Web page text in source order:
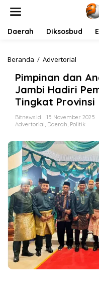
Daerah Diksosbud
Beranda / Advertorial
m
p
i
n
a
n
a
n
A
n
g
g
o
t
a
D
P
R
D
u
Pimpinan dan
Jambi Hadiri
Tingkat Provinsi
Bitnews.id
15 November 2025
Advertorial, Daerah, Politik